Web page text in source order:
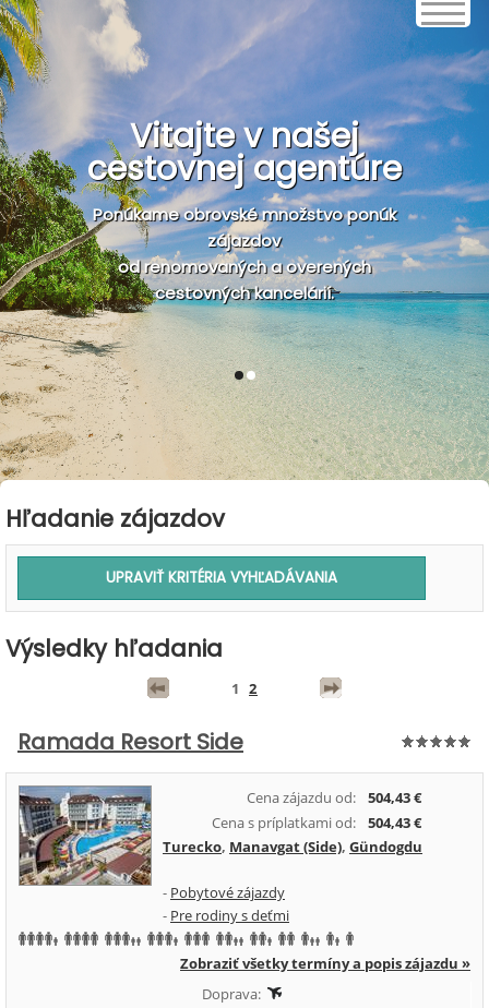
Vitajte v našej
cestovnej agentúre
Ponúkame obrovské množstvo ponúk
zájazdov
od renomovaných a overených
cestovných kancelárií.
1 2
Hľadanie zájazdov
Výsledky hľadania
1 2
Ramada Resort Side
Cena zájazdu od:
504,43 €
Cena s príplatkami od:
504,43 €
Turecko, Manavgat (Side), Gündogdu
- Pobytové zájazdy
- Pre rodiny s deťmi
Zobraziť všetky termíny a popis zájazdu »
Doprava: